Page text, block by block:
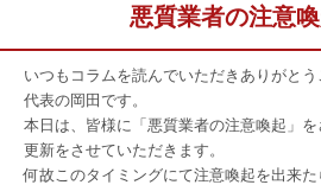
悪質業者の注意
いつもコラムを読んでいただきありがとう
代表の岡田です。
本日は、皆様に「悪質業者の注意喚起」
更新をさせていただきます。
何故このタイミングにて注意喚起を出来た